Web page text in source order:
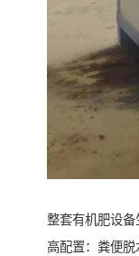
整套有机肥设
高配置：粪便